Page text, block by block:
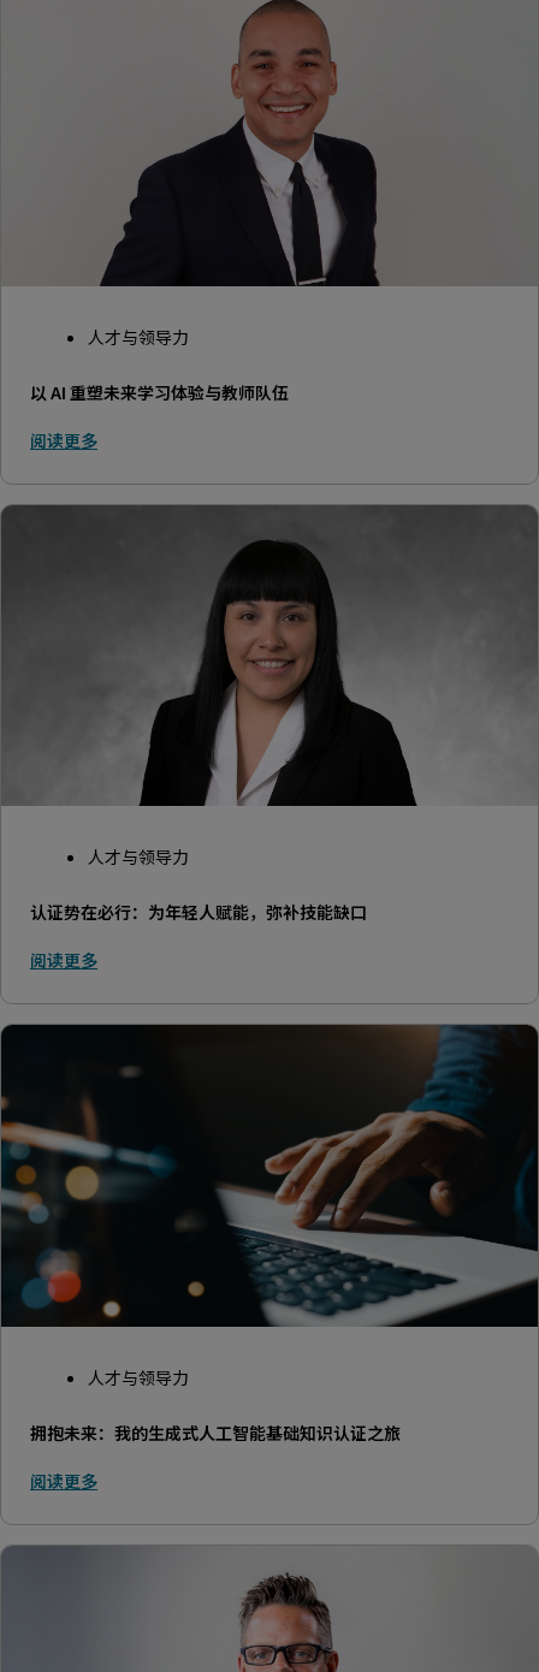
人才与领导力
以 AI 重塑未来学习体验与教师队伍
阅读更多
人才与领导力
认证势在必行：为年轻人赋能，弥补技能缺口
阅读更多
人才与领导力
拥抱未来：我的生成式人工智能基础知识认证之旅
阅读更多